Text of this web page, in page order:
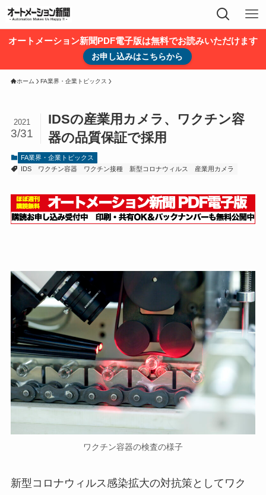
オートメーション新聞PDF電子版は無料でお読みいただけます
お申し込みはこちらから
ホーム FA業界・企業トピックス
IDSの産業用カメラ、ワクチン容
器の品質保証で採用
2021
3/31
FA業界・企業トピックス
IDS
ワクチン容器 ワクチン接種 新型コロナウィルス 産業用カメラ
ワクチン容器の検査の様子
新型コロナウィルス感染拡大の対抗策としてワク